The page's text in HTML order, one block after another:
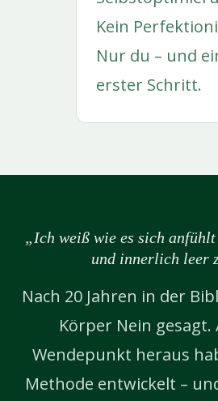
Kein
Nur du – und
erster Schritt.
„Ich weiß wie es sich
und innerlich leer
Nach 20 Jahren in der
Körper Nein gesagt.
Wendepunkt heraus
Methode entwickelt –